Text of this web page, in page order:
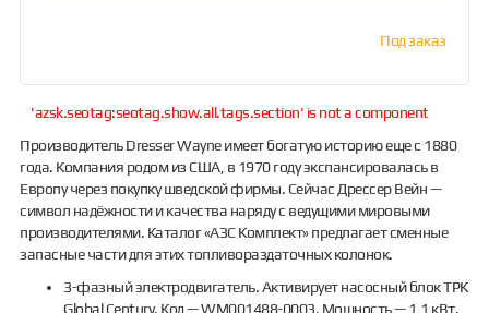
Под заказ
'azsk.seotag:seotag.show.all.tags.section' is not a component
Производитель Dresser Wayne имеет богатую историю еще с 1880
года. Компания родом из США, в 1970 году экспансировалась в
Европу через покупку шведской фирмы. Сейчас Дрессер Вейн —
символ надёжности и качества наряду с ведущими мировыми
производителями. Каталог «АЗС Комплект» предлагает сменные
запасные части для этих топливораздаточных колонок.
3-фазный электродвигатель. Активирует насосный блок ТРК
Global Century. Код — WM001488-0003. Мощность — 1,1 кВт.